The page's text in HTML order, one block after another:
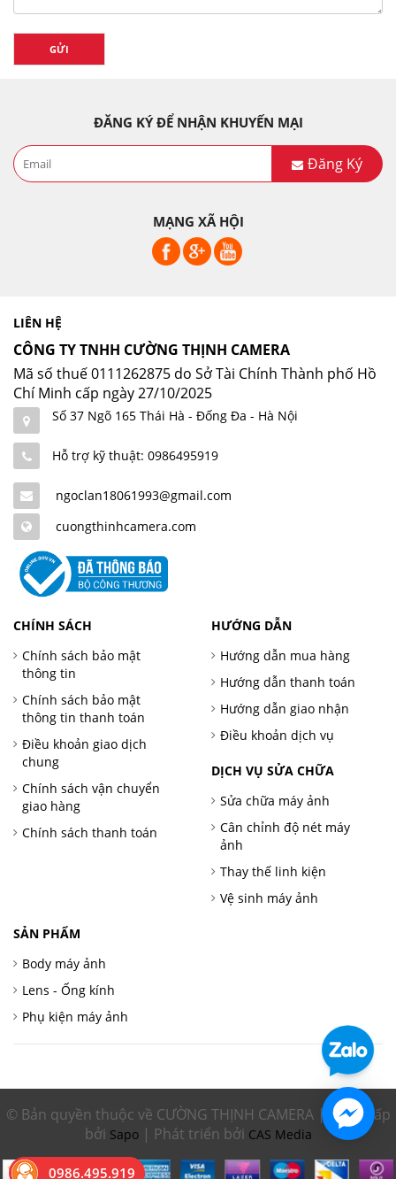
GỬI
ĐĂNG KÝ ĐỂ NHẬN KHUYẾN MẠI
Đăng Ký
MẠNG XÃ HỘI
LIÊN HỆ
CÔNG TY TNHH CƯỜNG THỊNH CAMERA
Mã số thuế 0111262875 do Sở Tài Chính Thành phố Hồ
Chí Minh cấp ngày 27/10/2025
Số 37 Ngõ 165 Thái Hà - Đống Đa - Hà Nội
Hỗ trợ kỹ thuật: 0986495919
ngoclan18061993@gmail.com
cuongthinhcamera.com
CHÍNH SÁCH
Chính sách bảo mật
thông tin
Chính sách bảo mật
thông tin thanh toán
Điều khoản giao dịch
chung
Chính sách vận chuyển
giao hàng
Chính sách thanh toán
HƯỚNG DẪN
Hướng dẫn mua hàng
Hướng dẫn thanh toán
Hướng dẫn giao nhận
Điều khoản dịch vụ
DỊCH VỤ SỬA CHỮA
Sửa chữa máy ảnh
Cân chỉnh độ nét máy
ảnh
Thay thế linh kiện
Vệ sinh máy ảnh
SẢN PHẨM
Body máy ảnh
Lens - Ống kính
Phụ kiện máy ảnh
© Bản quyền thuộc về CƯỜNG THỊNH CAMERA | Cung cấp
bởi Sapo| Phát triển bởi CAS Media
0986.495.919